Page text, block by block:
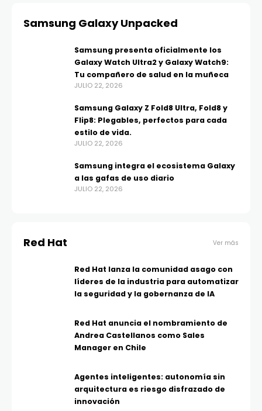
Samsung Galaxy Unpacked
Samsung presenta oficialmente los
Galaxy Watch Ultra2 y Galaxy Watch9:
Tu compañero de salud en la muñeca
JULIO 22, 2026
Samsung Galaxy Z Fold8 Ultra, Fold8 y
Flip8: Plegables, perfectos para cada
estilo de vida.
JULIO 22, 2026
Samsung integra el ecosistema Galaxy
a las gafas de uso diario
JULIO 22, 2026
Red Hat Ver más
Red Hat lanza la comunidad asago con
líderes de la industria para automatizar
la seguridad y la gobernanza de IA
Red Hat anuncia el nombramiento de
Andrea Castellanos como Sales
Manager en Chile
Agentes inteligentes: autonomía sin
arquitectura es riesgo disfrazado de
innovación